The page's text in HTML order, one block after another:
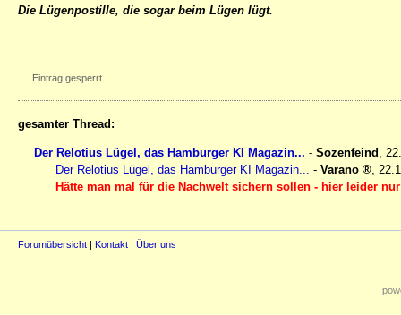
Die Lügenpostille, die sogar beim Lügen lügt.
Eintrag gesperrt
gesamter Thread:
Der Relotius Lügel, das Hamburger KI Magazin... - Sozenfeind
Der Relotius Lügel, das Hamburger KI Magazin...
- Varano
Hätte man mal für die Nachwelt sichern sollen - hier leider
Forumübersicht Kontakt Über uns